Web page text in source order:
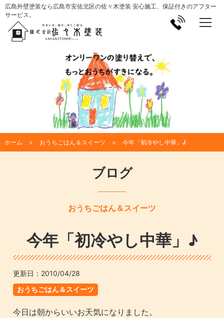
広島外壁塗装なら広島市安佐北区の佐々木塗装 安心施工、保証付きのアフター
サービス。
ホーム おうちごはん＆スイーツ 今年「初冷やし中華」♪
ブログ
おうちごはん＆スイーツ
今年「初冷やし中華」♪
更新日： 2010/04/28
おうちごはん＆スイーツ
今日は朝からいいお天気になりました。